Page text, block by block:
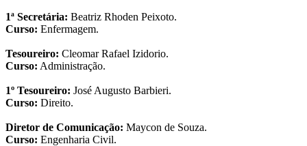
1ª Secretária: Beatriz Rhoden Peixoto.
Curso: Enfermagem.
Tesoureiro: Cleomar Rafael Izidorio.
Curso: Administração.
1º Tesoureiro: José Augusto Barbieri.
Curso: Direito.
Diretor de Comunicação: Maycon de Souza.
Curso: Engenharia Civil.